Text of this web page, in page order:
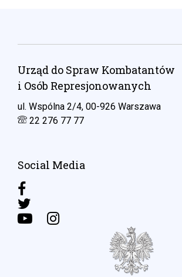
Urząd do Spraw Kombatantów
i Osób Represjonowanych
ul. Wspólna 2/4, 00-926 Warszawa
22 276 77 77
Social Media